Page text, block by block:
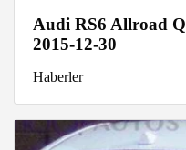
Audi RS6 Allroad
2015-12-30
Haberler